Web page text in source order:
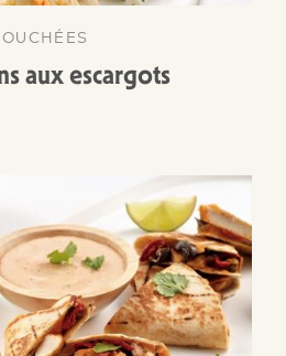
aux escargots